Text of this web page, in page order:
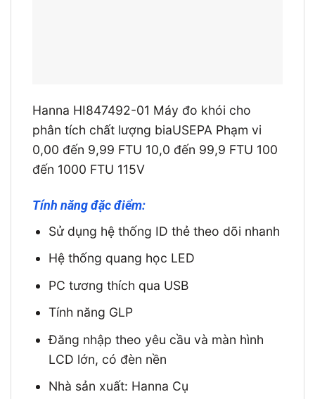
Hanna HI847492-01 Máy đo khói cho
phân tích chất lượng biaUSEPA Phạm vi
0,00 đến 9,99 FTU 10,0 đến 99,9 FTU 100
đến 1000 FTU 115V
Tính năng đặc điểm:
Sử dụng hệ thống ID thẻ theo dõi nhanh
Hệ thống quang học LED
PC tương thích qua USB
Tính năng GLP
Đăng nhập theo yêu cầu và màn hình
LCD lớn, có đèn nền
Nhà sản xuất: Hanna Cụ